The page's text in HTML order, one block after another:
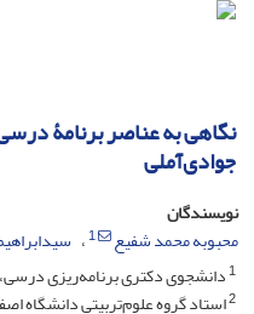
نگاهی به عناصر برنامۀ
جوادی‌آملی
نویسندگان
محبوبه محمد شفیع
1
1دانشجوی دکتری برنامه‌ریزی
2استاد گروه علوم‌تربیتی دانشگاه